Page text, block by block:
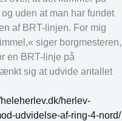
uden at man har fundet
af BRT-linjen. For mig
siger borgmesteren,
en BRT-linje på
sig at udvide antallet
heleherlev.dk/herlev-
udvidelse-af-ring-4-nord/